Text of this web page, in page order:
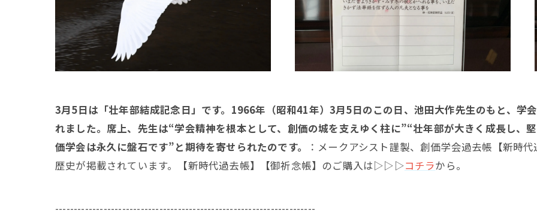
3月5日は「壮年部結成記念日」です。1966年（昭和41年）3月5日のこの日、池田大作先生のもと、学
れました。席上、先生は“学会精神を根本として、創価の城を支えゆく柱に”“壮年部が大きく成長し、
価学会は永久に盤石です”と期待を寄せられたのです。
：メークアシスト謹製、創価学会過去帳【新時
歴史が掲載されています。【新時代過去帳】【御祈念帳】のご購入は▷▷▷コチラから。
----------------------------------------------------------------------